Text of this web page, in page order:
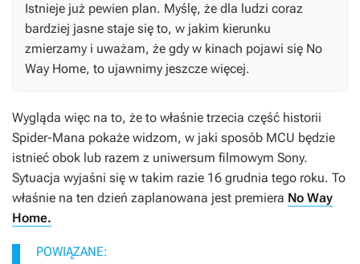
Istnieje już pewien plan. Myślę, że dla ludzi coraz
bardziej jasne staje się to, w jakim kierunku
zmierzamy i uważam, że gdy w kinach pojawi się No
Way Home, to ujawnimy jeszcze więcej.
Wygląda więc na to, że to właśnie trzecia część historii
Spider-Mana pokaże widzom, w jaki sposób MCU będzie
istnieć obok lub razem z uniwersum filmowym Sony.
Sytuacja wyjaśni się w takim razie 16 grudnia tego roku. To
właśnie na ten dzień zaplanowana jest premiera No Way
Home.
POWIĄZANE: